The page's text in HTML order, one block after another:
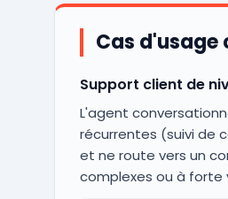
Cas d'usage
Support client de
L'agent
récurrentes (suivi de
et ne route vers un
complexes ou à forte